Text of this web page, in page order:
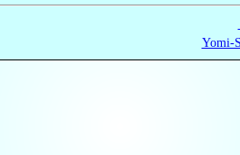
Yomi-